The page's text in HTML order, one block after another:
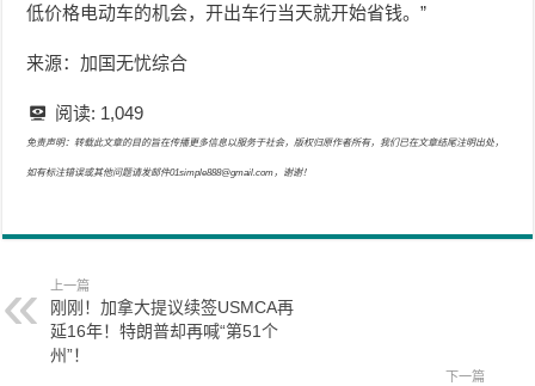
低价格电动车的机会，开出车行当天就开始省钱。”
来源：加国无忧综合
阅读: 1,049
免责声明：转载此文章的目的旨在传播更多信息以服务于社会，版权归原作者所有，我们已在文章结尾注明出处，
如有标注错误或其他问题请发邮件01simple888@gmail.com，谢谢！
上一篇
刚刚！加拿大提议续签USMCA再
延16年！特朗普却再喊“第51个
州”！
下一篇